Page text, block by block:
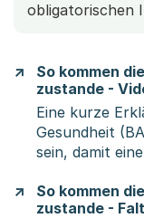
obligatorischen
So kommen
zustande -
Eine kurze
Gesundheit
sein, damit
So kommen
zustande -